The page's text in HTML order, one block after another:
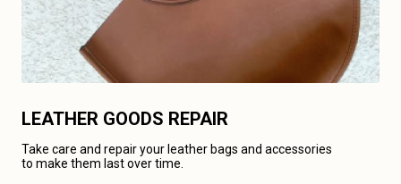
LEATHER GOODS REPAIR
Take care and repair your leather bags and accessories
to make them last over time.